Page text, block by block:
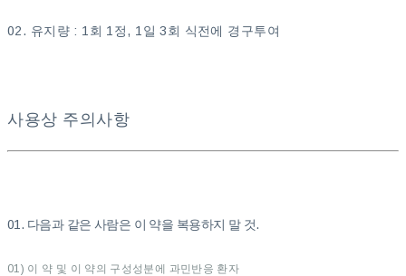
02. 유지량 : 1회 1정, 1일 3회 식전에 경구투여
사용상 주의사항
01. 다음과 같은 사람은 이 약을 복용하지 말 것.
01) 이 약 및 이 약의 구성성분에 과민반응 환자